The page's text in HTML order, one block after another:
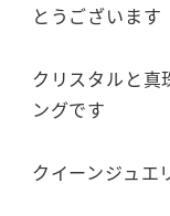
とうございます
クリスタルと真
ングです
クイーンジュエ